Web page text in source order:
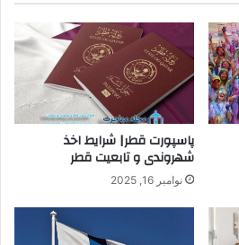
پاسپورت قطر| شرایط اخذ
شهروندی و تابعیت قطر
نوامبر 16, 2025